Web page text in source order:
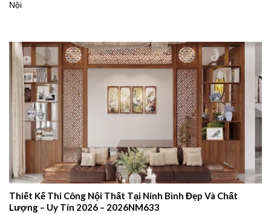
Nội
Thiết Kế Thi Công Nội Thất Tại Ninh Bình Đẹp Và Chất
Lượng – Uy Tín 2026 – 2026NM633